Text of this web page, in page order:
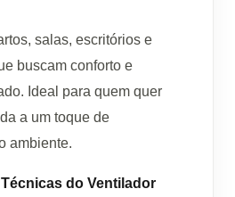
salas, escritórios e
buscam conforto e
Ideal para quem quer
a um toque de
ambiente.
do Ventilador